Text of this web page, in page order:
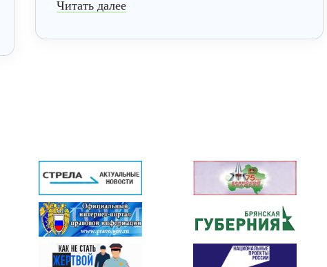
Читать далее